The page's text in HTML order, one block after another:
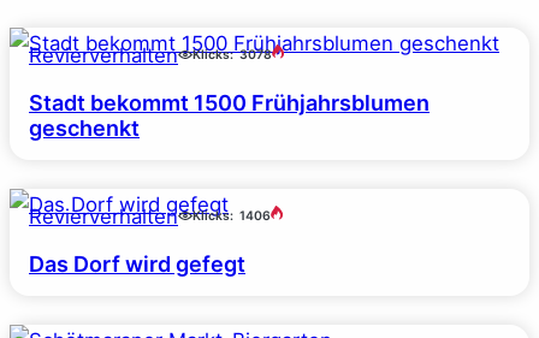
Revierverhalten Klicks: 3078
Stadt bekommt 1500 Frühjahrsblumen
geschenkt
Revierverhalten Klicks: 1406
Das Dorf wird gefegt